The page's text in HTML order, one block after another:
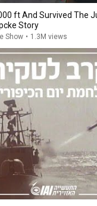
ft And Survived The
Story
Show • 1.3M views